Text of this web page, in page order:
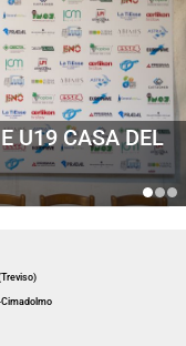
U19 CASA DEL
Cimadolmo